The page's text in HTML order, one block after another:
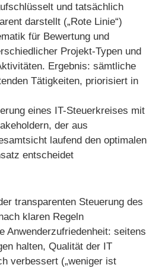
und tatsächlich
darstellt („Rote Linie“)
für Bewertung und
Projekt-Typen und
Ergebnis: sämtliche
Tätigkeiten, priorisiert in
eines IT-Steuerkreises mit
der aus
laufend den optimalen
entscheidet
transparenten Steuerung des
klaren Regeln
Anwenderzufriedenheit: seitens
halten, Qualität der IT
verbessert („weniger ist